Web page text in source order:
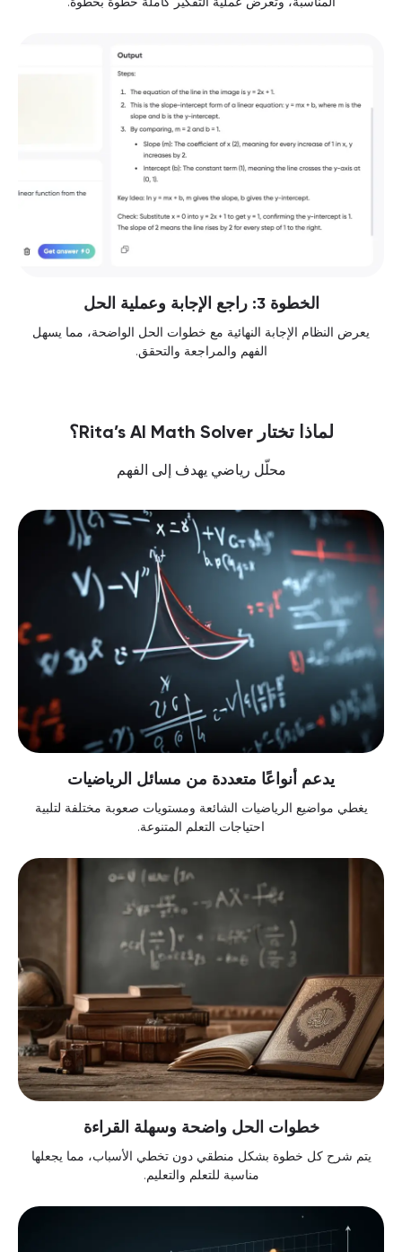
الخطوة 3: راجع الإجابة وعملية الحل
يعرض النظام الإجابة النهائية مع خطوات الحل الواضحة، مما يسهل
الفهم والمراجعة والتحقق.
لماذا تختار Rita’s AI Math Solver؟
محلّل رياضي يهدف إلى الفهم
يدعم أنواعًا متعددة من مسائل الرياضيات
يغطي مواضيع الرياضيات الشائعة ومستويات صعوبة مختلفة لتلبية
احتياجات التعلم المتنوعة.
خطوات الحل واضحة وسهلة القراءة
يتم شرح كل خطوة بشكل منطقي دون تخطي الأسباب، مما يجعلها
مناسبة للتعلم والتعليم.